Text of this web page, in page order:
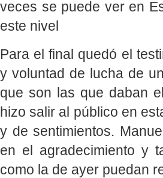
veces se puede ver en
este nivel
Para el final quedó el
y voluntad de lucha de
que son las que daban
hizo salir al público en
y de sentimientos.
en el agradecimiento y
como la de ayer puedan